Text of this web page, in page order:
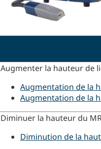
Augmenter la hauteur de
Augmentation de la
Augmentation de la
Diminuer la hauteur du
Diminution de la